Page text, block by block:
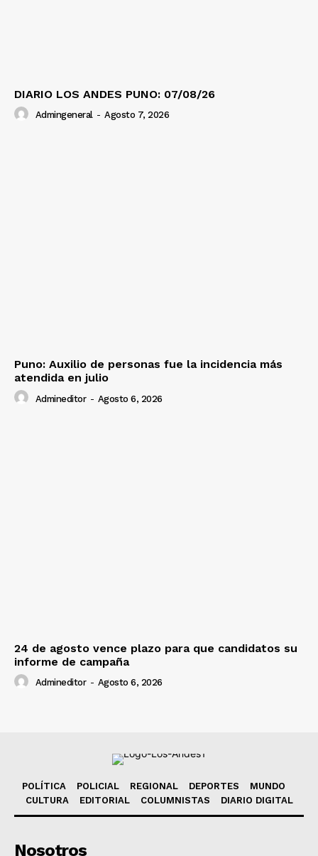
DIARIO LOS ANDES PUNO: 07/08/26
Admingeneral - Agosto 7, 2026
Puno: Auxilio de personas fue la incidencia más
atendida en julio
Admineditor - Agosto 6, 2026
24 de agosto vence plazo para que candidatos su
informe de campaña
Admineditor - Agosto 6, 2026
POLÍTICA POLICIAL REGIONAL DEPORTES
MUNDO
CULTURA
EDITORIAL COLUMNISTAS DIARIO DIGITAL
Nosotros